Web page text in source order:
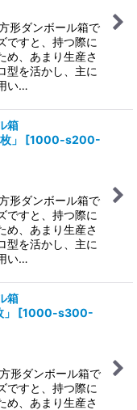
形ダンボール箱で
ですと、持つ際に
め、あまり生産さ
型を活かし、主に
い…
箱
」
[1000-s200-
形ダンボール箱で
ですと、持つ際に
め、あまり生産さ
型を活かし、主に
い…
箱
[1000-s300-
形ダンボール箱で
ですと、持つ際に
め、あまり生産さ